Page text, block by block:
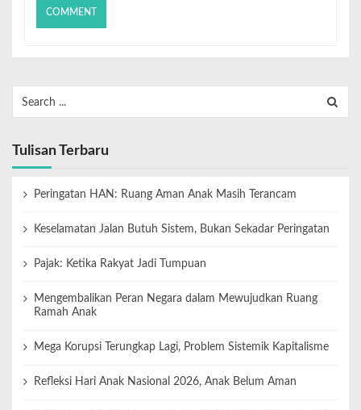
Tulisan Terbaru
Peringatan HAN: Ruang Aman Anak Masih Terancam
Keselamatan Jalan Butuh Sistem, Bukan Sekadar Peringatan
Pajak: Ketika Rakyat Jadi Tumpuan
Mengembalikan Peran Negara dalam Mewujudkan Ruang
Ramah Anak
Mega Korupsi Terungkap Lagi, Problem Sistemik Kapitalisme
Refleksi Hari Anak Nasional 2026, Anak Belum Aman